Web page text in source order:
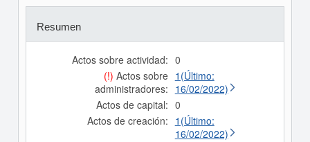
Resumen
Actos sobre actividad: 0
(!) Actos sobre
administradores:
1(Último:
16/02/2022)
Actos de capital: 0
Actos de creación: 1(Último:
16/02/2022)